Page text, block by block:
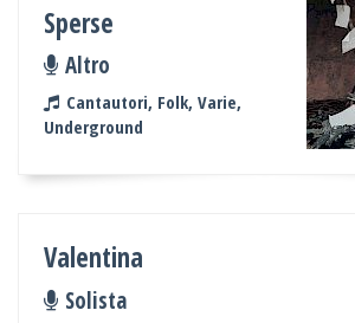
Sperse
Altro
Cantautori, Folk, Varie,
Underground
Valentina
Solista